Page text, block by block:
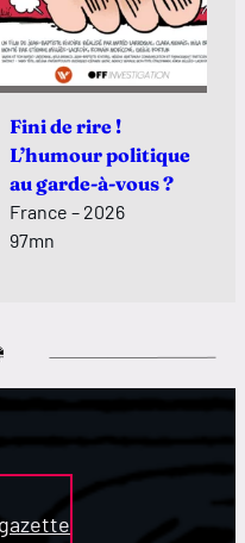
Fini de rire !
L’humour politique
au garde-à-vous ?
France – 2026
97mn